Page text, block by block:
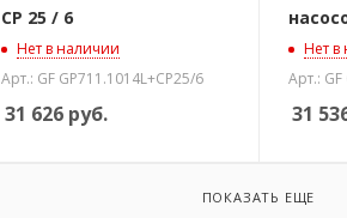
CP 25 / 6
Нет в наличии
Арт.: GF GP711.1014L+CP25/6
31 626 руб.
Нет в
Арт.:
31
ПОКАЗАТЬ ЕЩЕ